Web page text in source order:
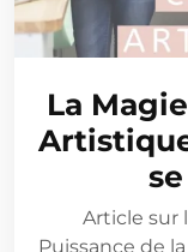
La
Article sur
Puissance de